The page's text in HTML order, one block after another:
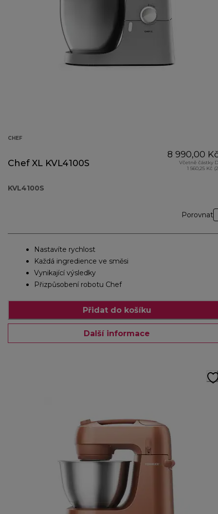
CHEF
Chef XL KVL4100S
KVL4100S
8 990,00
Včetně částky
1 560,25 Kč
Porovnat
Nastavíte rychlost
Každá ingredience ve směsi
Vynikající výsledky
Přizpůsobení robotu Chef
Přidat do košíku
Další informace